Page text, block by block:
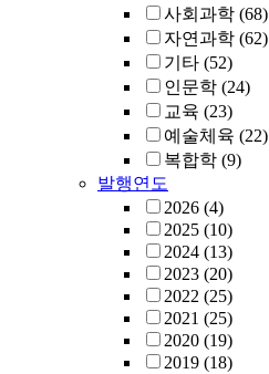
사회과학 (68)
자연과학 (62)
기타 (52)
인문학 (24)
교육 (23)
예술체육 (22)
복합학 (9)
발행연도
2026 (4)
2025 (10)
2024 (13)
2023 (20)
2022 (25)
2021 (25)
2020 (19)
2019 (18)